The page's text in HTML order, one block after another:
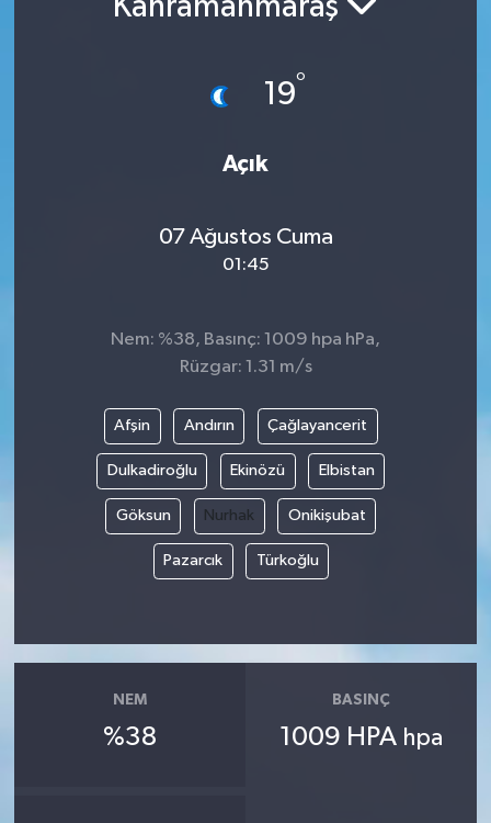
Kahramanmaraş
19°
Açık
07 Ağustos Cuma
01:45
Nem: %38, Basınç: 1009 hpa hPa,
Rüzgar: 1.31 m/s
Afşin Andırın Çağlayancerit
Dulkadiroğlu Ekinözü Elbistan
Göksun Nurhak Onikişubat
Pazarcık Türkoğlu
NEM
%38
BASINÇ
1009 HPA hpa